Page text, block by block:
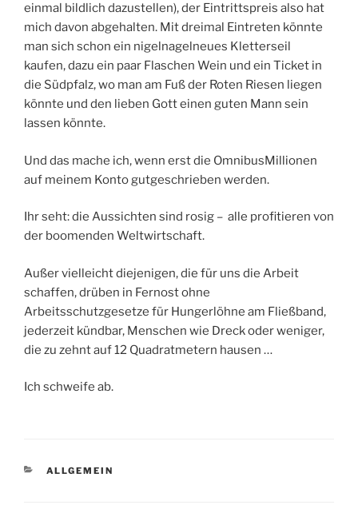
einmal bildlich dazustellen), der Eintrittspreis also hat
mich davon abgehalten. Mit dreimal Eintreten könnte
man sich schon ein nigelnagelneues Kletterseil
kaufen, dazu ein paar Flaschen Wein und ein Ticket in
die Südpfalz, wo man am Fuß der Roten Riesen liegen
könnte und den lieben Gott einen guten Mann sein
lassen könnte.
Und das mache ich, wenn erst die OmnibusMillionen
auf meinem Konto gutgeschrieben werden.
Ihr seht: die Aussichten sind rosig – alle profitieren von
der boomenden Weltwirtschaft.
Außer vielleicht diejenigen, die für uns die Arbeit
schaffen, drüben in Fernost ohne
Arbeitsschutzgesetze für Hungerlöhne am Fließband,
jederzeit kündbar, Menschen wie Dreck oder weniger,
die zu zehnt auf 12 Quadratmetern hausen …
Ich schweife ab.
KATEGORIEN
ALLGEMEIN